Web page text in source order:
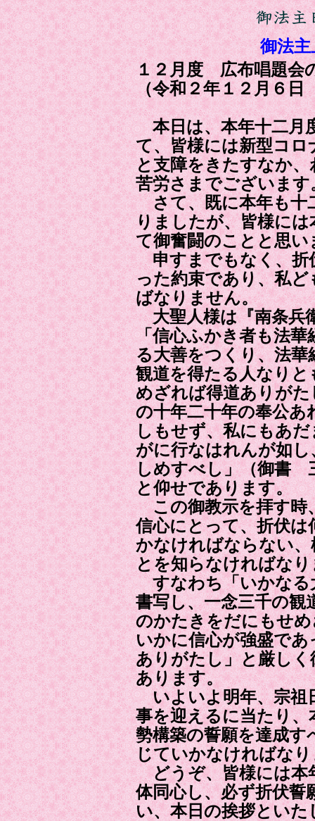
御法主
１２月度 広布唱題会
（令和２年１２月６
本日は、本年十二月
て、皆様には新型コ
と支障をきたすなか
苦労さまでございます
さて、既に本年も十
りましたが、皆様には
て御奮闘のことと思い
申すまでもなく、折
った約束であり、私
ばなりません。
大聖人様は『南条兵
「信心ふかき者も法
る大善をつくり、法華
観道を得たる人なり
めざれば得道ありが
の十年二十年の奉公
しもせず、私にもあ
がに行なはれんが如
しめすべし」（御書
と仰せであります。
この御教示を拝す時
信心にとって、折伏
かなければならない
とを知らなければな
すなわち「いかなる
書写し、一念三千の観
のかたきをだにもせ
いかに信心が強盛で
ありがたし」と厳し
あります。
いよいよ明年、宗祖
事を迎えるに当たり、
勢構築の誓願を達成す
じていかなければな
どうぞ、皆様には本
体同心し、必ず折伏誓
い、本日の挨拶といた